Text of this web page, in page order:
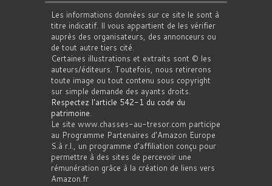
Les informations données sur ce site le sont à
titre indicatif. Il vous appartient de les vérifier
auprès des organisateurs, des annonceurs ou
de tout autre tiers cité.
Certaines illustrations et extraits sont © les
auteurs/éditeurs. Toutefois, nous retirerons
toute image ou tout contenu sous copyright
sur simple demande des ayants droits.
Respectez l'article 542-1 du code du
patrimoine.
Le site www.chasses-au-tresor.com participe
au Programme Partenaires d’Amazon Europe
S.à r.l., un programme d’affiliation conçu pour
permettre à des sites de percevoir une
rémunération grâce à la création de liens vers
Amazon.fr